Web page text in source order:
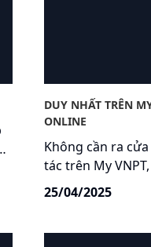
DUY NHẤT TRÊN
ONLINE
Không cần ra
tác trên My
– nhanh chóng,
25/04/2025